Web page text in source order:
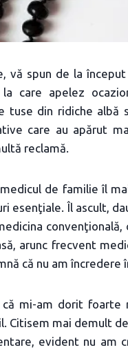
vă spun de la
care apelez
din ridiche albă
care au apărut
reclamă.
de familie îl
esenţiale. Îl ascult,
convenţională,
arunc frecvent
că nu am încredere
mi-am dorit foarte
Citisem mai demult
evident nu am